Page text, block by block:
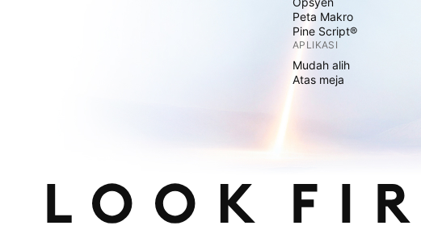
Peta Makro
Pine Script®
APLIKASI
Mudah alih
Atas meja